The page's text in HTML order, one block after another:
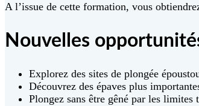
A l’issue de cette formation, vous
Nouvelles
Explorez des sites de plongée
Découvrez des épaves plus
Plongez sans être gêné par les